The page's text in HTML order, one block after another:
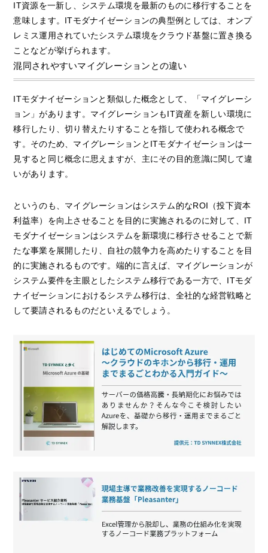
IT資源を一新し、システム環境を最新のものに移行することを
意味します。ITモダナイゼーションの典型例としては、オンプ
レミス運用されていたシステム環境をクラウド基盤に置き換る
ことなどが挙げられます。
混同されやすいマイグレーションとの違い
ITモダナイゼーションと類似した概念として、「マイグレーシ
ョン」があります。マイグレーションもIT資産を新しい環境に
移行したり、切り替えたりすることを指して使われる概念で
す。そのため、マイグレーションとITモダナイゼーションは一
見すると同じ概念に思えますが、主にその目的意識に関して違
いがあります。
というのも、マイグレーションはシステム的なROI（投下資本
利益率）を向上させることを目的に実施されるのに対して、IT
モダナイゼーションはシステムを新環境に移行させることで新
たな事業を展開したり、自社の競争力を高めたりすることを目
的に実施されるものです。端的に言えば、マイグレーションが
システム要件を主眼としたシステム移行である一方で、ITモダ
ナイゼーションにおけるシステム移行は、全社的な経営戦略と
して要請されるものだといえるでしょう。